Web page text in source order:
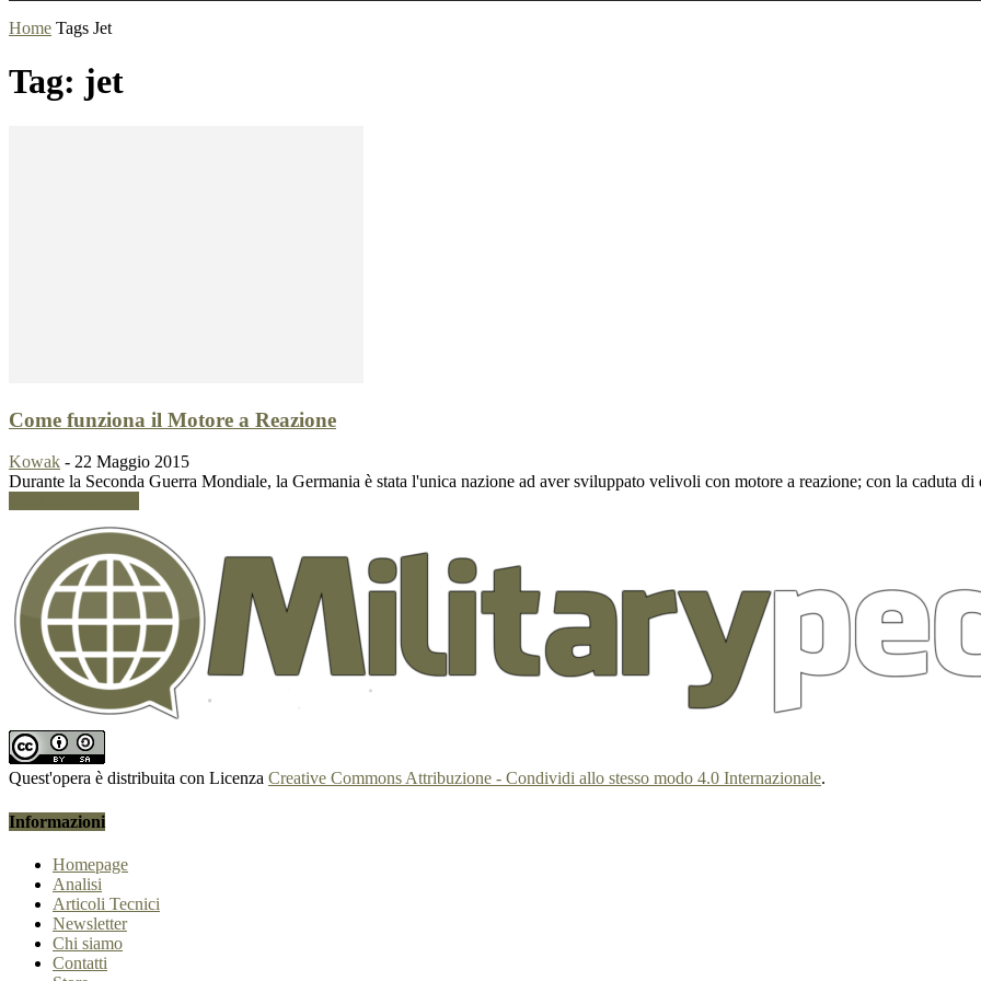
Home Tags Jet
Tag: jet
Come funziona il Motore a Reazione
Kowak - 22 Maggio 2015
Durante la Seconda Guerra Mondiale, la Germania è stata l'unica nazione ad aver sviluppato velivoli con motore a reazione; con la caduta di
Quest'opera è distribuita con Licenza Creative Commons Attribuzione - Condividi allo stesso modo 4.0 Internazionale.
Informazioni
Homepage
Analisi
Articoli Tecnici
Newsletter
Chi siamo
Contatti